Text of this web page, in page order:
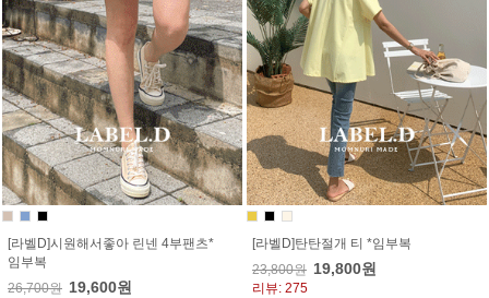
[라벨D]시원해서좋아 린넨 4부팬츠*
임부복
26,700원 19,600원
[라벨D]탄탄절개 티 *임부복
23,800원 19,800원
리뷰: 275